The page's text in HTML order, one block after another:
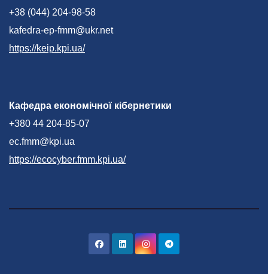
+38 (044) 204-98-58
kafedra-ep-fmm@ukr.net
https://keip.kpi.ua/
Кафедра економічної кібернетики
+380 44 204-85-07
ec.fmm@kpi.ua
https://ecocyber.fmm.kpi.ua/